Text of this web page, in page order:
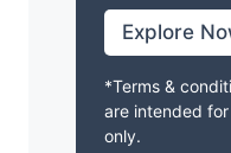
Explore
*Terms &
are intended
only.